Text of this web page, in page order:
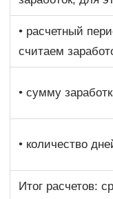
• расчетный
считаем
• сумму
• количество
Итог расчетов: